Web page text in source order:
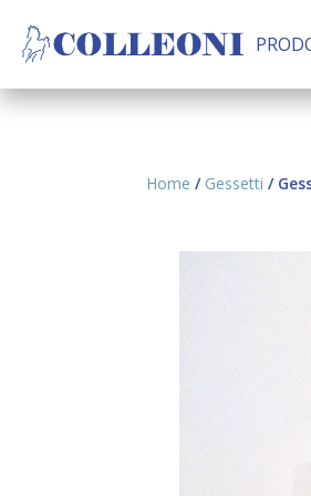
Home / Gessetti /